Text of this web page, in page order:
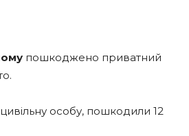
пошкоджено приватний
особу, пошкодили 12